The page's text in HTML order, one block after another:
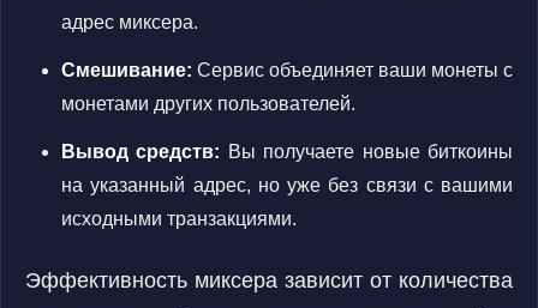
адрес миксера.
Смешивание: Сервис объединяет ваши монеты с
монетами других пользователей.
Вывод средств: Вы получаете новые биткоины
на указанный адрес, но уже без связи с вашими
исходными транзакциями.
Эффективность миксера зависит от количества